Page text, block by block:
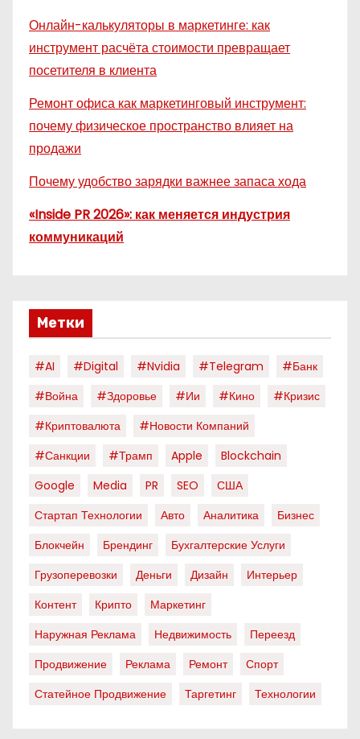
Онлайн-калькуляторы в маркетинге: как
инструмент расчёта стоимости превращает
посетителя в клиента
Ремонт офиса как маркетинговый инструмент:
почему физическое пространство влияет на
продажи
Почему удобство зарядки важнее запаса хода
«Inside PR 2026»: как меняется индустрия
коммуникаций
Метки
#AI #digital #nvidia #telegram
#банк
#война
#здоровье #ии #кино
#кризис
#криптовалюта
#новости Компаний
#санкции
#трамп Apple
Blockchain
Google
Media PR SEO
США
Стартап Технологии
Авто Аналитика
Бизнес
Блокчейн
Брендинг
Бухгалтерские Услуги
Грузоперевозки
Деньги Дизайн
Интерьер
Контент
Крипто
Маркетинг
Наружная Реклама
Недвижимость
Переезд
Продвижение
Реклама Ремонт
Спорт
Статейное Продвижение
Таргетинг Технологии